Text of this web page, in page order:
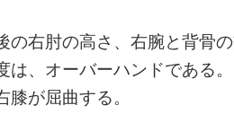
の右肘の高さ、右腕と背骨
は、オーバーハンドである。
が屈曲する。